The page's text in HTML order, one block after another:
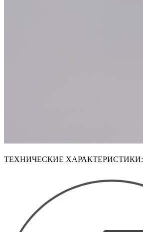
ТЕХНИЧЕСКИЕ ХАРАКТЕРИСТИКИ: